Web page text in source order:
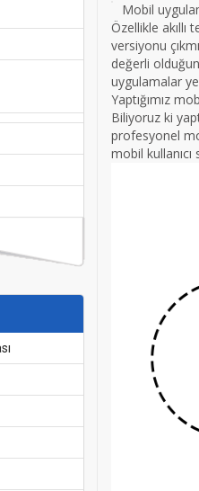
Mobil
Özellikle akıllı
versiyonu
değerli
uygulamalar
Yaptığımız
Biliyoruz ki
profesyonel
mobil kullanıcı